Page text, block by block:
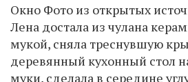
Окно Фото из открытых
Лена достала из чулана
мукой, сняла треснувшую
деревянный кухонный стол
муки, сделала в середине